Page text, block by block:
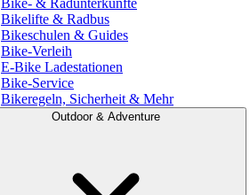
Bike- & Radunterkünfte
Bikelifte & Radbus
Bikeschulen & Guides
Bike-Verleih
E-Bike Ladestationen
Bike-Service
Bikeregeln, Sicherheit & Mehr
Outdoor & Adventure